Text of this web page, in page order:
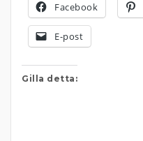
Facebook
E-post
Gilla detta: